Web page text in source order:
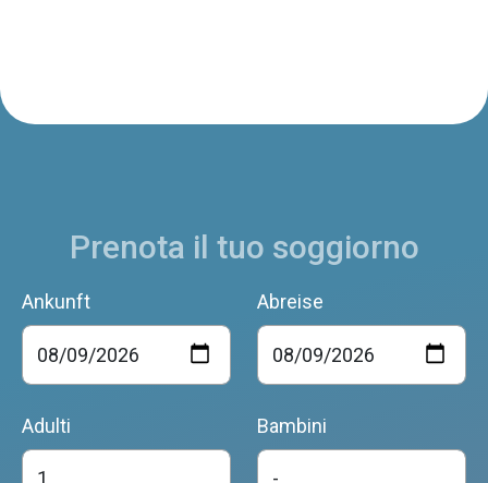
Prenota il tuo soggiorno
Ankunft Abreise
Adulti Bambini